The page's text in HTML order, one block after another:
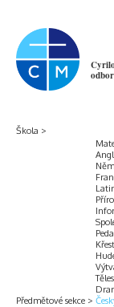
Škola
Předmětové sekce